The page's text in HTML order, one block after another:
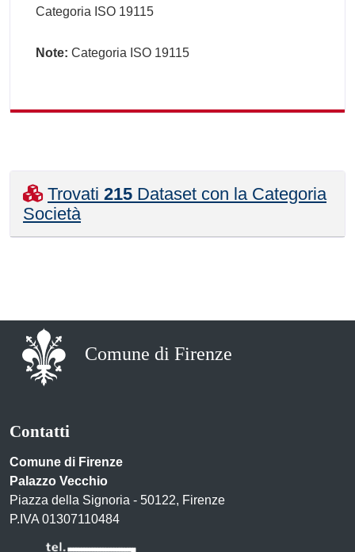
Categoria ISO 19115
Note: Categoria ISO 19115
Trovati 215 Dataset con la Categoria
Società
Comune di Firenze
Contatti
Comune di Firenze
Palazzo Vecchio
Piazza della Signoria - 50122, Firenze
P.IVA 01307110484